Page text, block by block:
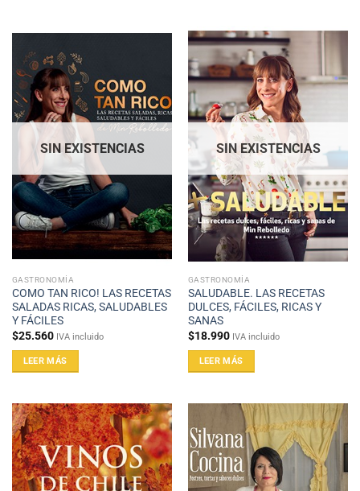
SIN EXISTENCIAS
GASTRONOMÍA
COMO TAN RICO! LAS RECETAS
SALADAS RICAS, SALUDABLES
Y FÁCILES
$25.560 IVA incluido
LEER MÁS
SIN EXISTENCIAS
GASTRONOMÍA
SALUDABLE. LAS RECETAS
DULCES, FÁCILES, RICAS Y
SANAS
$18.990 IVA incluido
LEER MÁS